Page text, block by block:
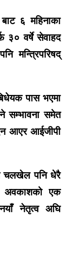
६ महिनाका
३० वर्षे सेवाहद
पनि मन्त्रिपरिषद्
पास भएमा
सम्भावना समेत
आएर आईजीपी
चलखेल पनि धेरै
अवकाशको
एक
नयाँ नेतृत्व
अघि